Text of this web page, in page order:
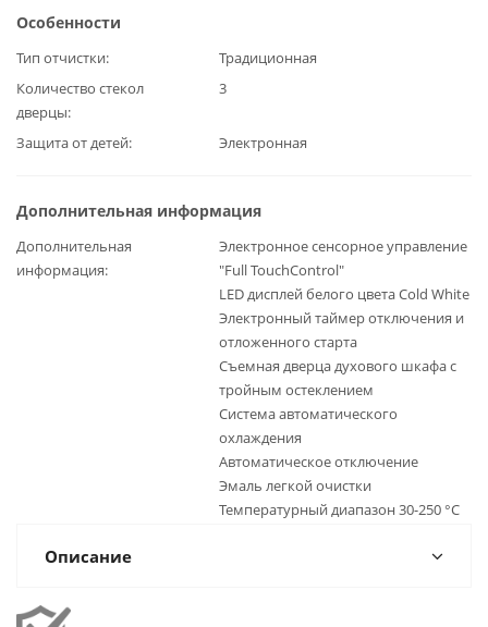
Особенности
Тип отчистки
Традиционная
Количество стекол
дверцы
3
Защита от детей Электронная
Дополнительная информация
Дополнительная
информация
Электронное сенсорное управление
"Full TouchControl"
LЕD дисплей белого цвета Cold White
Электронный таймер отключения и
отложенного старта
Съемная дверца духового шкафа с
тройным остеклением
Система автоматического
охлаждения
Автоматическое отключение
Эмаль легкой очистки
Температурный диапазон 30-250 °C
Описание